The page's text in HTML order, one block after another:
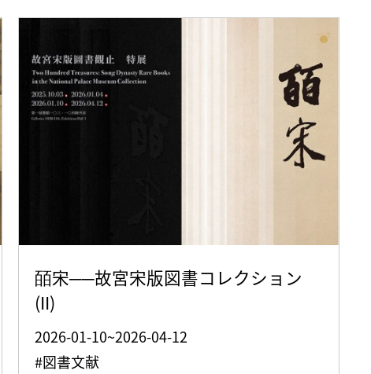
皕宋──故宮宋版図書コレクション
(II)
2026-01-10~2026-04-12
#図書文献